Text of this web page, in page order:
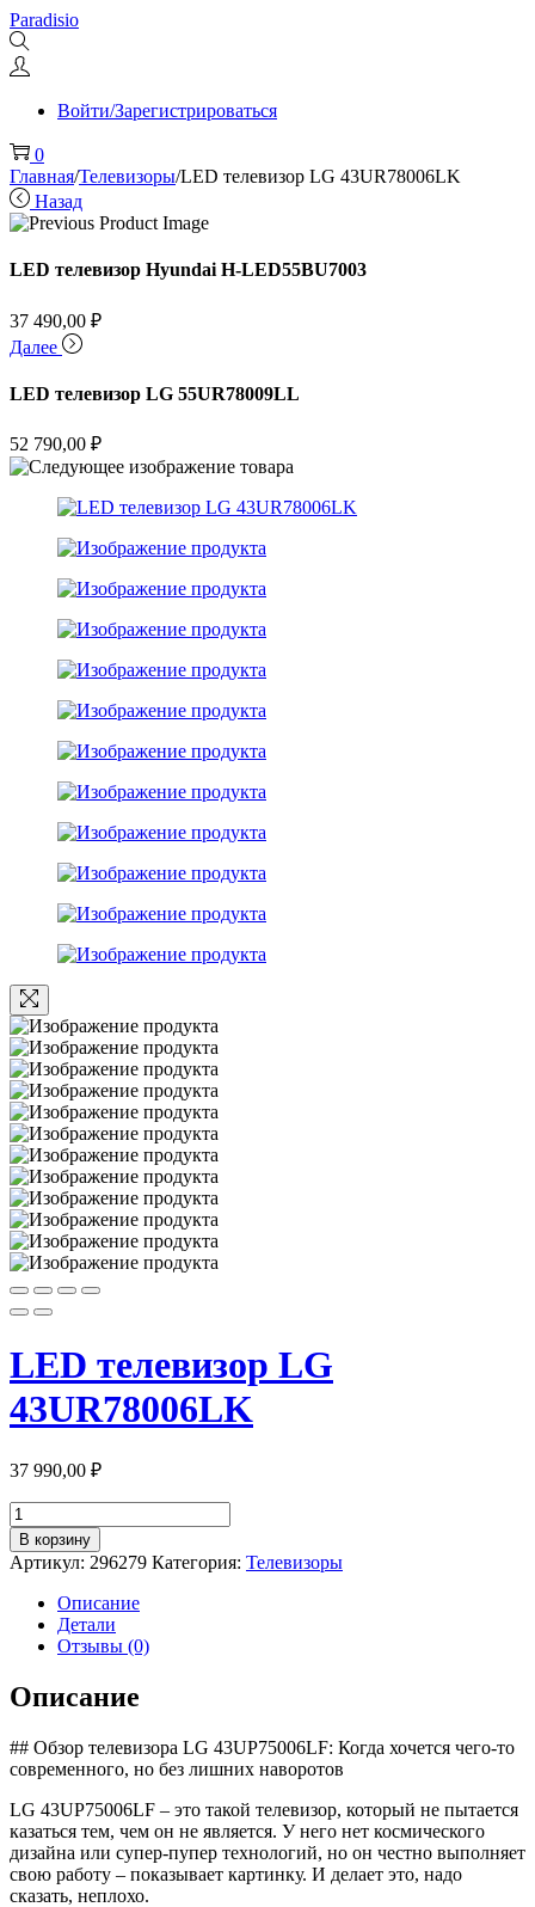
Перейти
к
навигации
Перейти
к
содержимому
Paradisio
Войти/Зарегистрироваться
0
Главная/Телевизоры/LED телевизор LG 43UR78006LK
Назад
LED телевизор Hyundai H-LED55BU7003
37 490,00 ₽
Далее
LED телевизор LG 55UR78009LL
52 790,00 ₽
LED телевизор LG
43UR78006LK
37 990,00 ₽
Количество
товара
LED
телевизор
43UR78006LK
В корзину
Артикул: 296279 Категория: Телевизоры
Описание
Детали
Отзывы (0)
Описание
## Обзор телевизора LG 43UP75006LF: Когда хочется чего-то
современного, но без лишних наворотов
LG 43UP75006LF – это такой телевизор, который не пытается
казаться тем, чем он не является. У него нет космического
дизайна или супер-пупер технологий, но он честно выполняет
свою работу – показывает картинку. И делает это, надо
сказать, неплохо.